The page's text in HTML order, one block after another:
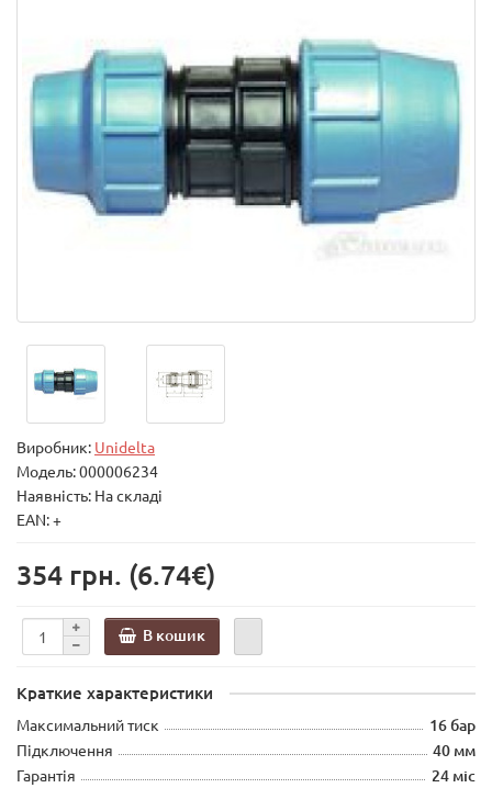
Виробник: Unidelta
Модель:000006234
Наявність: На складі
EAN: +
354 грн. (6.74€)
В кошик
Краткие характеристики
Максимальний тиск 16 бар
Підключення 40 мм
Гарантія 24 міс